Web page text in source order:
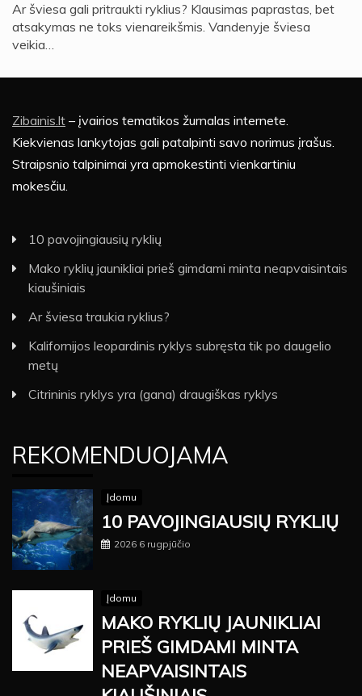
Ar šviesa gali pritraukti ryklius? Klausimas paprastas, bet
atsakymas ne toks vienareikšmis. Vandenyje šviesa
veikia…
Zibainis.lt – įvairios tematikos žurnalas internete.
Kiekvienas lankytojas gali patalpinti savo norimus įrašus.
Straipsnio talpinimai yra apmokestinti vienkartiniu
mokesčiu.
10 pavojingiausių ryklių
Mako ryklių jaunikliai prieš gimdami minta neapvaisintais
kiaušiniais
Ar šviesa traukia ryklius?
Kalifornijos leopardinis ryklys subręsta tik po daugelio
metų
Citrininis ryklys yra (gana) draugiškas ryklys
REKOMENDUOJAMA
Įdomu
10 PAVOJINGIAUSIŲ RYKLIŲ
2026 6 rugpjūčio
Įdomu
MAKO RYKLIŲ JAUNIKLIAI
PRIEŠ GIMDAMI MINTA
NEAPVAISINTAIS